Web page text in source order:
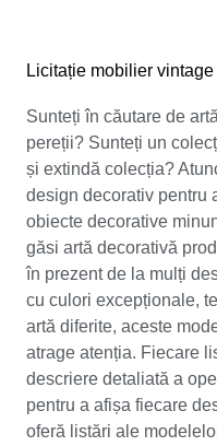
Licitație mobilier vintage
Sunteți în căutare de
pereții? Sunteți un
și extindă colecția?
design decorativ pentru
obiecte decorative
găsi artă decorativă
în prezent de la mulți
cu culori excepționale,
artă diferite, aceste
atrage atenția. Fiecare
descriere detaliată a
pentru a afișa fiecare
oferă listări ale